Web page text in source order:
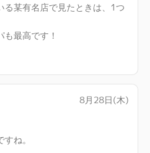
る某有名店で見たときは、1つ
最高です！
8月28日(木)
ね。